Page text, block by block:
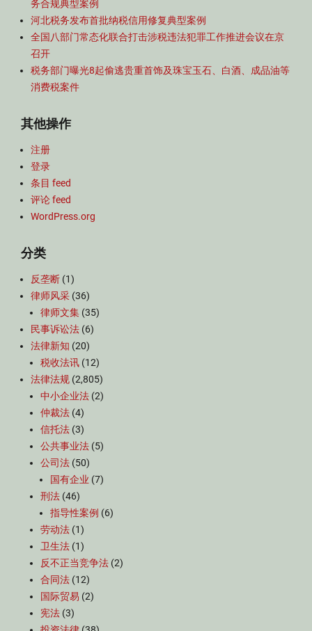
务合规典型案例
河北税务发布首批纳税信用修复典型案例
全国八部门常态化联合打击涉税违法犯罪工作推进会议在京
召开
税务部门曝光8起偷逃贵重首饰及珠宝玉石、白酒、成品油等
消费税案件
其他操作
注册
登录
条目 feed
评论 feed
WordPress.org
分类
反垄断 (1)
律师风采 (36)
律师文集 (35)
民事诉讼法 (6)
法律新知 (20)
税收法讯 (12)
法律法规 (2,805)
中小企业法 (2)
仲裁法 (4)
信托法 (3)
公共事业法 (5)
公司法 (50)
国有企业 (7)
刑法 (46)
指导性案例 (6)
劳动法 (1)
卫生法 (1)
反不正当竞争法 (2)
合同法 (12)
国际贸易 (2)
宪法 (3)